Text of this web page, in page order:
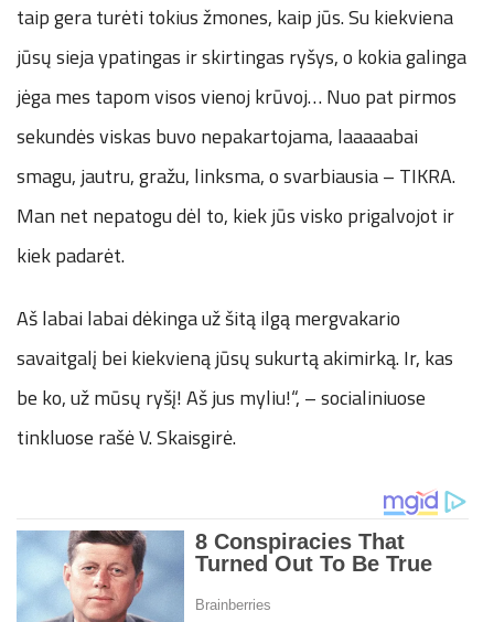
taip gera turėti tokius žmones, kaip jūs. Su kiekviena
jūsų sieja ypatingas ir skirtingas ryšys, o kokia galinga
jėga mes tapom visos vienoj krūvoj… Nuo pat pirmos
sekundės viskas buvo nepakartojama, laaaaabai
smagu, jautru, gražu, linksma, o svarbiausia – TIKRA.
Man net nepatogu dėl to, kiek jūs visko prigalvojot ir
kiek padarėt.
Aš labai labai dėkinga už šitą ilgą mergvakario
savaitgalį bei kiekvieną jūsų sukurtą akimirką. Ir, kas
be ko, už mūsų ryšį! Aš jus myliu!“, – socialiniuose
tinkluose rašė V. Skaisgirė.